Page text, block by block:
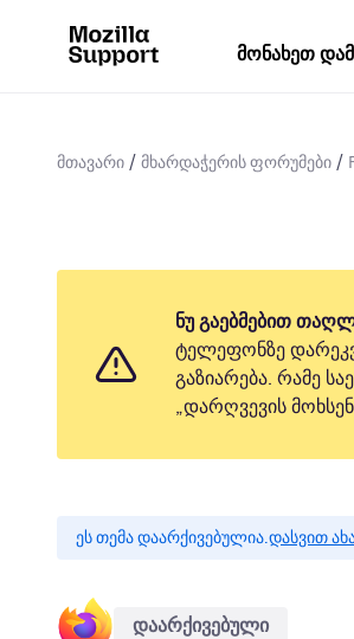
მონახეთ
მთავარი მხარდაჭერის ფორუმები
ნუ გაებმებით
ტელეფონზე
გაზიარება. რამე
„დარღვევის
ეს თემა დაარქივებულია.დასვით
დაარქივებული